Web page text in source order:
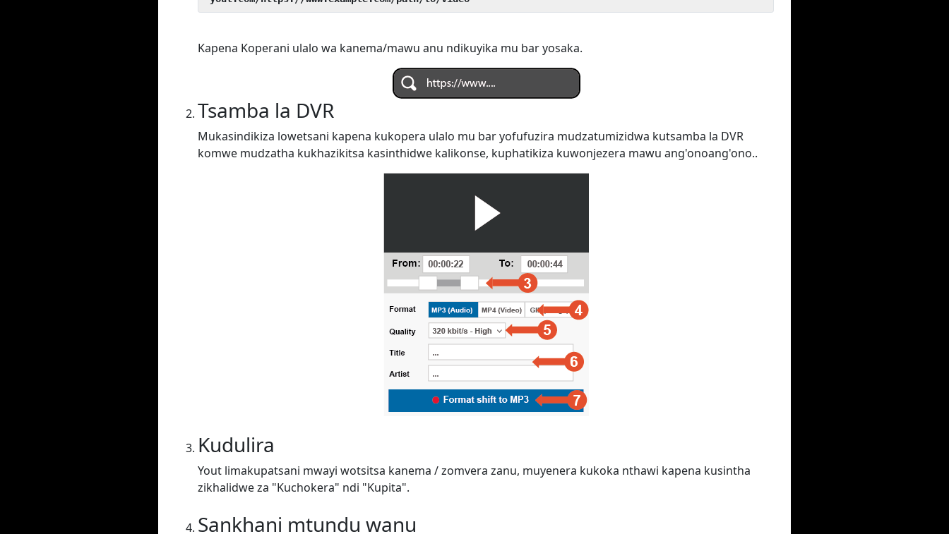
Kapena Koperani ulalo wa kanema/mawu anu ndikuyika mu bar yosaka.
Tsamba la DVR
Mukasindikiza lowetsani kapena kukopera ulalo mu bar yofufuzira mudzatumizidwa kutsamba la DVR
komwe mudzatha kukhazikitsa kasinthidwe kalikonse, kuphatikiza kuwonjezera mawu ang'onoang'ono..
Kudulira
Yout limakupatsani mwayi wotsitsa kanema / zomvera zanu, muyenera kukoka nthawi kapena kusintha
zikhalidwe za "Kuchokera" ndi "Kupita".
Sankhani mtundu wanu